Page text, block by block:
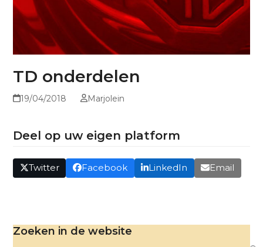
TD onderdelen
19/04/2018 Marjolein
Deel op uw eigen platform
Twitter Facebook LinkedIn Email
Zoeken in de website